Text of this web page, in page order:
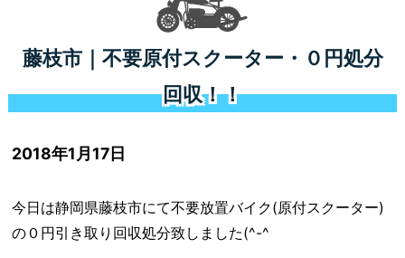
藤枝市｜不要原付スクーター・０円処分
回収！！
2018年1月17日
今日は静岡県藤枝市にて不要放置バイク(原付スクーター)
の０円引き取り回収処分致しました(^-^ゞ